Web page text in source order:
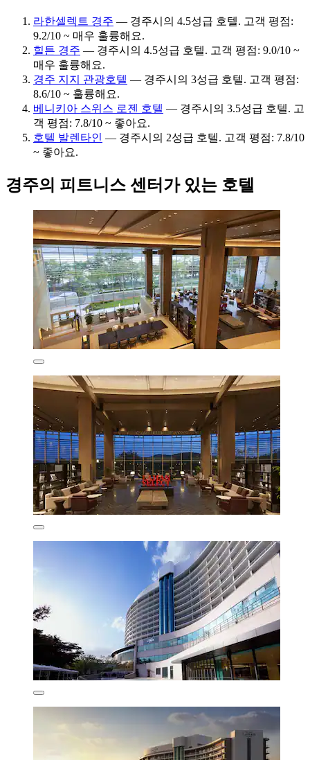
라한셀렉트 경주 — 경주시의 4.5성급 호텔. 고객 평점:
9.2/10 ~ 매우 훌륭해요.
힐튼 경주 — 경주시의 4.5성급 호텔. 고객 평점: 9.0/10 ~
매우 훌륭해요.
경주 지지 관광호텔 — 경주시의 3성급 호텔. 고객 평점:
8.6/10 ~ 훌륭해요.
베니키아 스위스 로젠 호텔 — 경주시의 3.5성급 호텔. 고
객 평점: 7.8/10 ~ 좋아요.
호텔 발렌타인 — 경주시의 2성급 호텔. 고객 평점: 7.8/10
~ 좋아요.
경주의 피트니스 센터가 있는 호텔